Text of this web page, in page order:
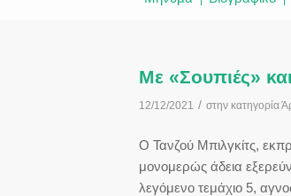
Με «Σουπιές»
12/12/2021 / στην κατηγορία
Ο Τανζού Μπιλγκίτς,
μονομερώς άδεια
λεγόμενο τεμάχιο 5,